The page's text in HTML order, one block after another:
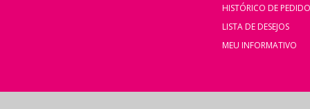
HISTÓRICO DE
LISTA DE DESEJOS
MEU INFORMATIVO